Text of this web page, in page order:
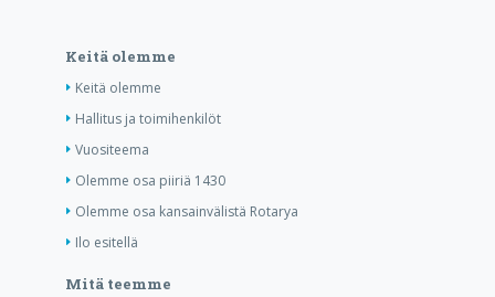
Keitä olemme
Keitä olemme
Hallitus ja toimihenkilöt
Vuositeema
Olemme osa piiriä 1430
Olemme osa kansainvälistä Rotarya
Ilo esitellä
Mitä teemme